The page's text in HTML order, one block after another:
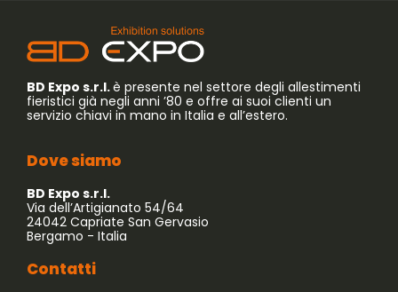
BD Expo s.r.l.è presente nel settore degli allestimenti
fieristici già negli anni ’80 e offre ai suoi clienti un
servizio chiavi in mano in Italia e all’estero.
Dove siamo
BD Expo s.r.l.
Via dell’Artigianato 54/64
24042 Capriate San Gervasio
Bergamo - Italia
Contatti